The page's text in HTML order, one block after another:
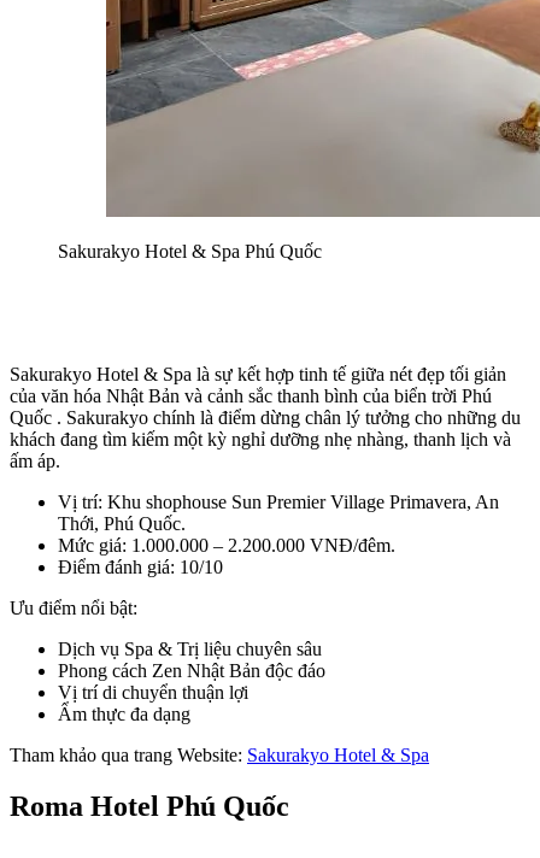
Sakurakyo Hotel & Spa Phú Quốc
Sakurakyo Hotel & Spa là sự kết hợp tinh tế giữa nét đẹp tối giản
của văn hóa Nhật Bản và cảnh sắc thanh bình của biển trời Phú
Quốc . Sakurakyo chính là điểm dừng chân lý tưởng cho những du
khách đang tìm kiếm một kỳ nghỉ dưỡng nhẹ nhàng, thanh lịch và
ấm áp.
Vị trí: Khu shophouse Sun Premier Village Primavera, An
Thới, Phú Quốc.
Mức giá: 1.000.000 – 2.200.000 VNĐ/đêm.
Điểm đánh giá: 10/10
Ưu điểm nổi bật:
Dịch vụ Spa & Trị liệu chuyên sâu
Phong cách Zen Nhật Bản độc đáo
Vị trí di chuyển thuận lợi
Ẩm thực đa dạng
Tham khảo qua trang Website: Sakurakyo Hotel & Spa
Roma Hotel Phú Quốc